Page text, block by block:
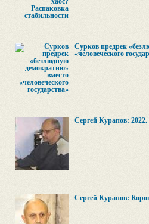
Сурков предрек
«человеческого
Сергей Курапов:
Сергей Курапов: